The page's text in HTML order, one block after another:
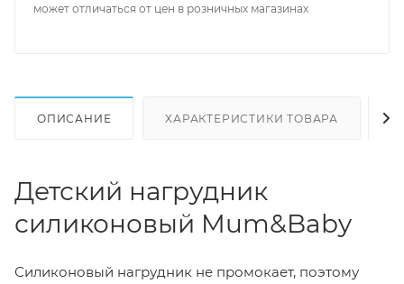
может отличаться от цен в розничных магазинах
ОПИСАНИЕ ХАРАКТЕРИСТИКИ ТОВАРА
Детский нагрудник
силиконовый Mum&Baby
Силиконовый нагрудник не промокает, поэтому